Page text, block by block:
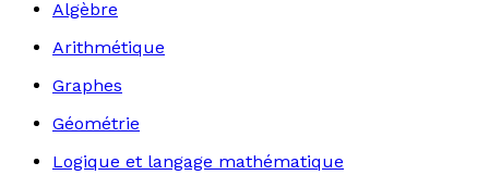
Algèbre
Arithmétique
Graphes
Géométrie
Logique et langage mathématique